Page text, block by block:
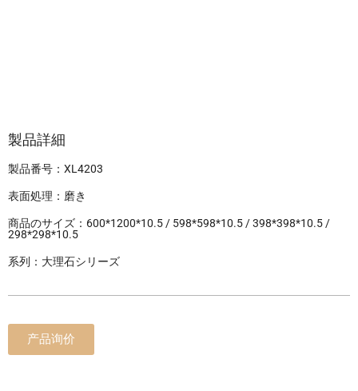
製品詳細
製品番号：XL4203
表面処理：磨き
商品のサイズ：600*1200*10.5 / 598*598*10.5 / 398*398*10.5 /
298*298*10.5
系列：大理石シリーズ
产品询价